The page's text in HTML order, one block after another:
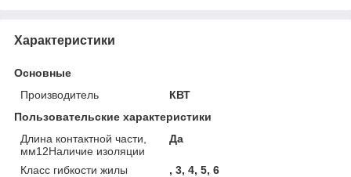
Характеристики
Основные
Производитель
КВТ
Пользовательские характеристики
Длина контактной части,
мм12Наличие изоляции
Да
Класс гибкости жилы
, 3, 4, 5, 6